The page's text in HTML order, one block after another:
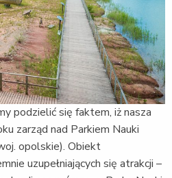
podzielić się faktem, iż nasza
zarząd nad Parkiem Nauki
opolskie). Obiekt
uzupełniających się atrakcji –